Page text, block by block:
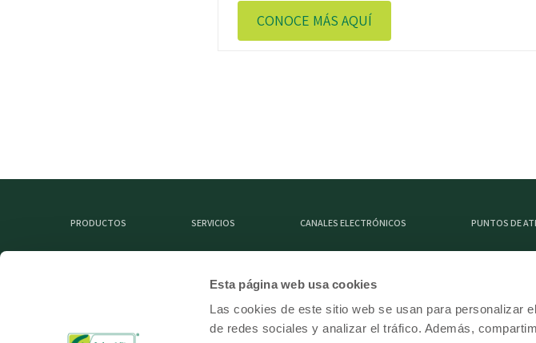
Esta página web usa cookies
Las cookies de este sitio web se usan para personalizar
de redes sociales y analizar el tráfico. Además,
CONOCE MÁS AQUÍ
PRODUCTOS SERVICIOS CANALES ELECTRÓNICOS PUNTOS DE